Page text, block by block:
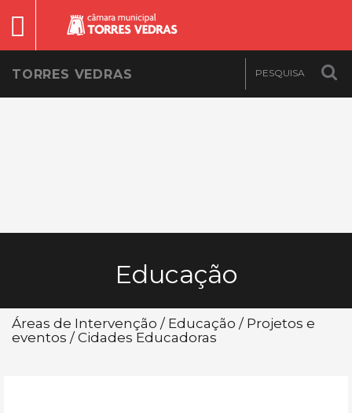
TORRES VEDRAS
Educação
Áreas de Intervenção / Educação / Projetos e
eventos / Cidades Educadoras